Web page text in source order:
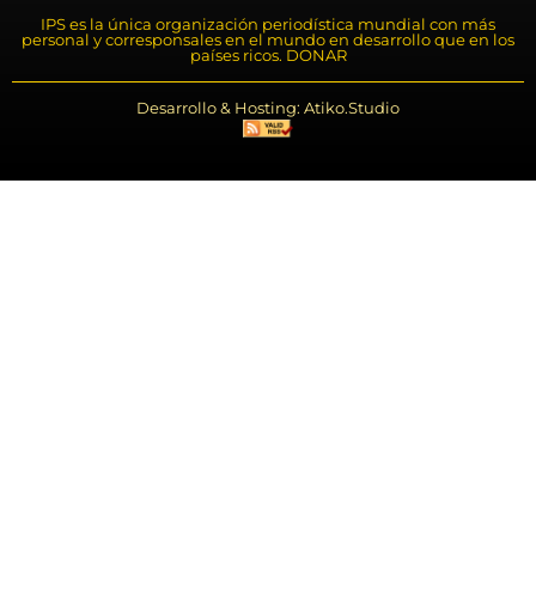
IPS es la única organización periodística mundial con más
personal y corresponsales en el mundo en desarrollo que en los
países ricos. DONAR
Desarrollo & Hosting: Atiko.Studio